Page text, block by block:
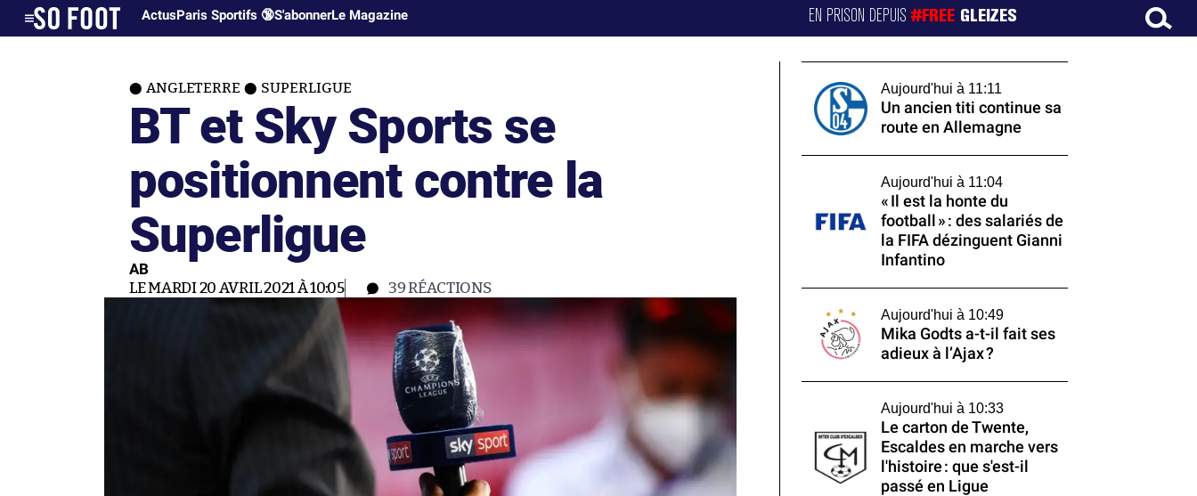
ActusParis Sportifs 🔞S'abonnerLe Magazine EN PRISON DEPUIS#FREE GLEIZES
ANGLETERRE SUPERLIGUE
BT et Sky Sports se
positionnent contre la
Superligue
AB
LE MARDI 20 AVRIL 2021 À 10:05 39RÉACTIONS
Aujourd'hui à 11:11
Un ancien titi continue sa
route en Allemagne
Aujourd'hui à 11:04
« Il est la honte du
football » : des salariés de
la FIFA dézinguent Gianni
Infantino
Aujourd'hui à 10:49
Mika Godts a-t-il fait ses
adieux à l’Ajax ?
Aujourd'hui à 10:33
Le carton de Twente,
Escaldes en marche vers
l'histoire : que s'est-il
passé en Ligue